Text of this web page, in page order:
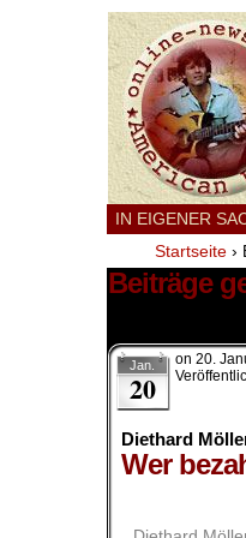
IN EIGENER
Startseite ›
Beiträge
Jan.
20
on 20.
Diethard
Wer